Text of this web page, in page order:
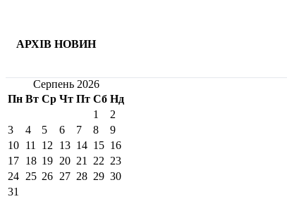
АРХІВ НОВИН
Серпень 2026
Пн Вт Ср Чт Пт Сб Нд
1
2
3
4 5 6 7 8
9
10 11 12 13 14 15 16
17 18 19 20 21 22 23
24 25 26 27 28 29 30
31